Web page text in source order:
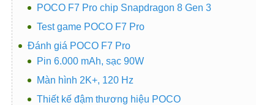
POCO F7 Pro chip Snapdragon 8 Gen 3
Test game POCO F7 Pro
Đánh giá POCO F7 Pro
Pin 6.000 mAh, sạc 90W
Màn hình 2K+, 120 Hz
Thiết kế đậm thương hiệu POCO